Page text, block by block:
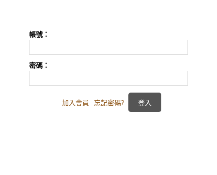
帳號：
密碼：
加入會員 忘記密碼?